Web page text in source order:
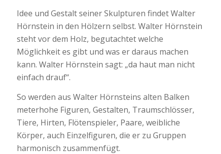
Idee und Gestalt seiner Skulpturen findet Walter
Hörnstein in den Hölzern selbst. Walter Hörnstein
steht vor dem Holz, begutachtet welche
Möglichkeit es gibt und was er daraus machen
kann. Walter Hörnstein sagt: „da haut man nicht
einfach drauf“.
So werden aus Walter Hörnsteins alten Balken
meterhohe Figuren, Gestalten, Traumschlösser,
Tiere, Hirten, Flötenspieler, Paare, weibliche
Körper, auch Einzelfiguren, die er zu Gruppen
harmonisch zusammenfügt.